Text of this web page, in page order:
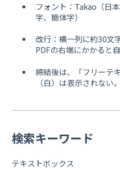
フォント：Takao（日
字、簡体字）
改行：横一列に約30文
PDFの右端にかかると
締結後は、「フリーテ
（白）は表示されない。
検索キーワード
テキストボックス